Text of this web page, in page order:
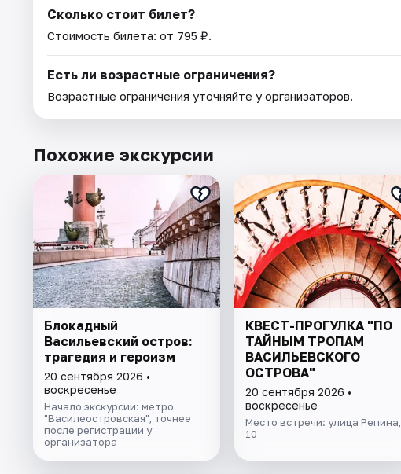
Сколько стоит билет?
Стоимость билета: от 795 ₽.
Есть ли возрастные ограничения?
Возрастные ограничения уточняйте у организаторов.
Похожие экскурсии
Блокадный
Васильевский остров:
трагедия и героизм
20 сентября 2026 •
воскресенье
Начало экскурсии: метро
"Василеостровская", точнее
после регистрации у
организатора
КВЕСТ-ПРОГУЛКА "ПО
ТАЙНЫМ ТРОПАМ
ВАСИЛЬЕВСКОГО
ОСТРОВА"
20 сентября 2026 •
воскресенье
Место встречи: улица Репина,
10